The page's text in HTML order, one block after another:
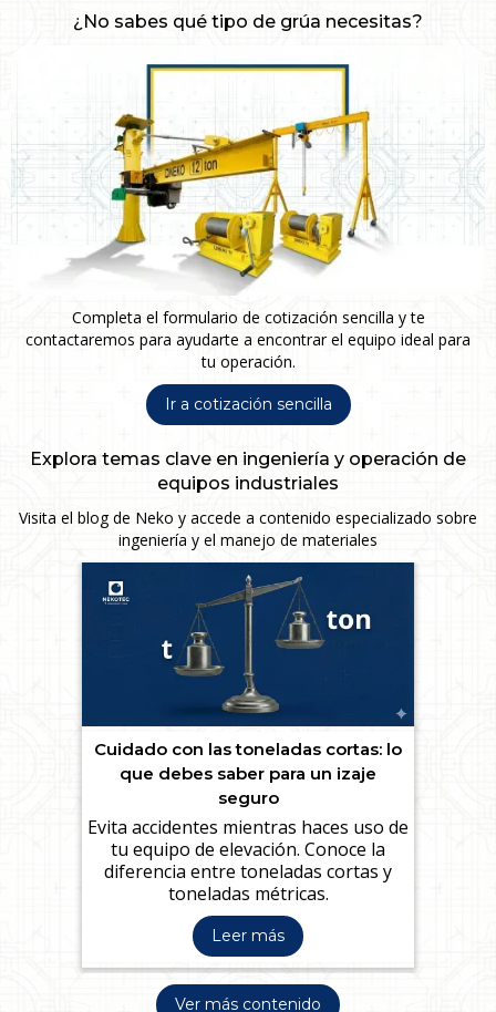
¿No sabes qué tipo de grúa necesitas?
Completa el formulario de cotización sencilla y te
contactaremos para ayudarte a encontrar el equipo ideal para
tu operación.
Ir a cotización sencilla
Explora temas clave en ingeniería y operación de
equipos industriales
Visita el blog de Neko y accede a contenido especializado sobre
ingeniería y el manejo de materiales
Cuidado con las toneladas cortas: lo
que debes saber para un izaje
seguro
Evita accidentes mientras haces uso de
tu equipo de elevación. Conoce la
diferencia entre toneladas cortas y
toneladas métricas.
Leer más
Ver más contenido